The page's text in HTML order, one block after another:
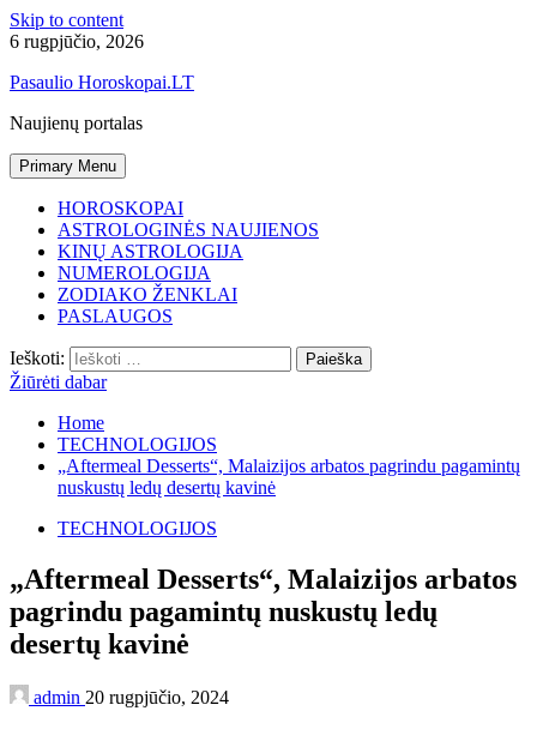
Skip to content
6 rugpjūčio, 2026
Pasaulio Horoskopai.LT
Naujienų portalas
Primary Menu
HOROSKOPAI
ASTROLOGINĖS NAUJIENOS
KINŲ ASTROLOGIJA
NUMEROLOGIJA
ZODIAKO ŽENKLAI
PASLAUGOS
Ieškoti:
Žiūrėti dabar
Home
TECHNOLOGIJOS
„Aftermeal Desserts“, Malaizijos arbatos pagrindu pagamintų
nuskustų ledų desertų kavinė
TECHNOLOGIJOS
„Aftermeal Desserts“, Malaizijos arbatos
pagrindu pagamintų nuskustų ledų
desertų kavinė
admin 20 rugpjūčio, 2024